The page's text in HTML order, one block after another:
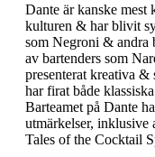
Dante är kanske
kulturen & har blivit
som Negroni & andra
av bartenders som
presenterat kreativa &
har firat både
Barteamet på Dante
utmärkelser, inklusive
Tales of the Cocktail